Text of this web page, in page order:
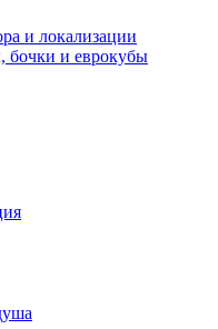
и локализации
бочки и еврокубы